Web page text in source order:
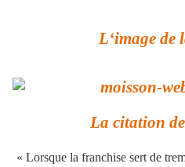
L‘image de
La citation
« Lorsque la franchise sert de